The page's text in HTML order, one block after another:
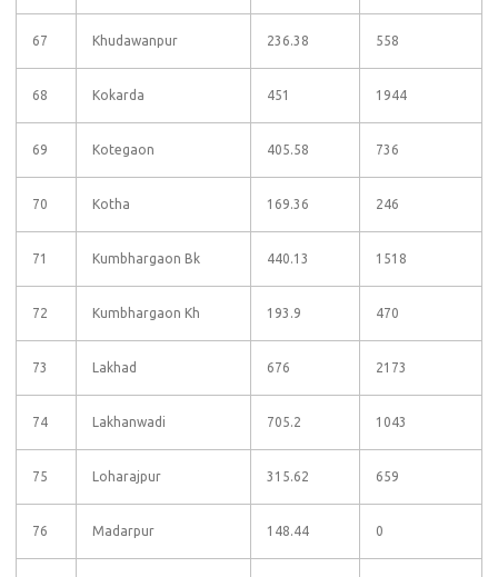
67 Khudawanpur 236.38 558
68 Kokarda 451 1944
69 Kotegaon 405.58 736
70 Kotha 169.36 246
71 Kumbhargaon Bk 440.13 1518
72 Kumbhargaon Kh 193.9 470
73 Lakhad 676 2173
74 Lakhanwadi 705.2 1043
75 Loharajpur 315.62 659
76 Madarpur 148.44 0